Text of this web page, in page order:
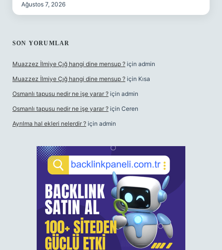
Ağustos 7, 2026
SON YORUMLAR
Muazzez İlmiye Çığ hangi dine mensup ? için admin
Muazzez İlmiye Çığ hangi dine mensup ? için Kısa
Osmanlı tapusu nedir ne işe yarar ? için admin
Osmanlı tapusu nedir ne işe yarar ? için Ceren
Ayrılma hal ekleri nelerdir ? için admin